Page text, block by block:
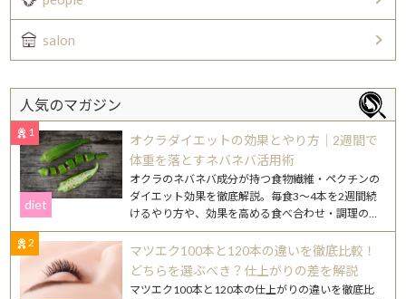
salon
人気のマガジン
1
オクラダイエットの効果とやり方｜2週間で
体重を落とすネバネバ活用術
diet
オクラのネバネバ成分が持つ食物繊維・ペクチンの
ダイエット効果を徹底解説。毎食3〜4本を2週間続
けるやり方や、効果を高める食べ合わせ・調理のコ
ツを紹介します。
2
マツエク100本と120本の違いを徹底比較！
どちらを選ぶべき？仕上がりの差を解説
マツエク100本と120本の仕上がりの違いを徹底比